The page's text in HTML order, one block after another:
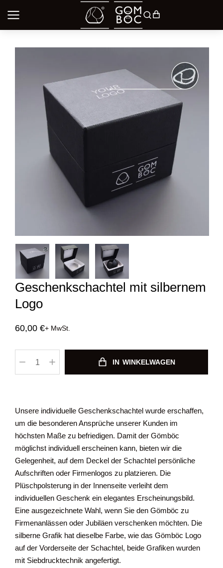
Geschenkschachtel mit silbernem
Logo
60,00 €+ MwSt.
IN WINKELWAGEN
Unsere individuelle Geschenkschachtel wurde erschaffen,
um die besonderen Ansprüche unserer Kunden im
höchsten Maße zu befriedigen. Damit der Gömböc
möglichst individuell erscheinen kann, bieten wir die
Gelegenheit, auf dem Deckel der Schachtel persönliche
Aufschriften oder Firmenlogos zu platzieren. Die
Plüschpolsterung in der Innenseite verleiht dem
individuellen Geschenk ein elegantes Erscheinungsbild.
Eine ausgezeichnete Wahl, wenn Sie den Gömböc zu
Firmenanlässen oder Jubiläen verschenken möchten. Die
silberne Grafik hat dieselbe Farbe, wie das Gömböc Logo
auf der Vorderseite der Schachtel, beide Grafiken wurden
mit Siebdrucktechnik angefertigt.